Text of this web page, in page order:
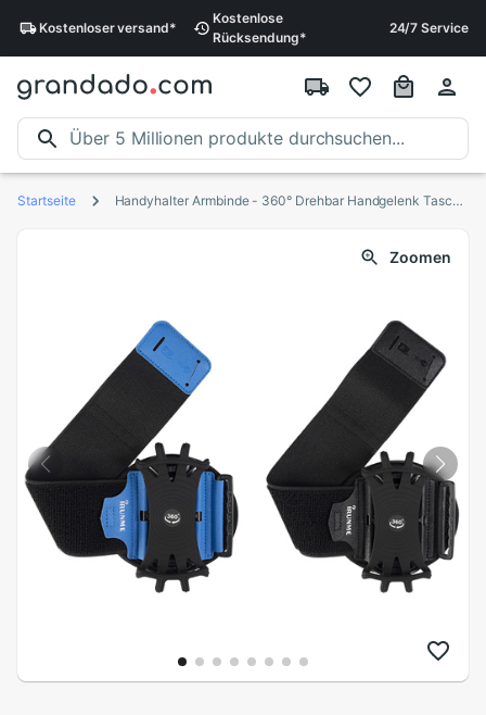
Kostenloserversand*
Kostenlose
Rücksendung*
24/7 Service
Startseite Handyhalter Armbinde - 360° Drehbar Handgelenk Tasche - Verstellbar Laufen Radfahren
Zoomen